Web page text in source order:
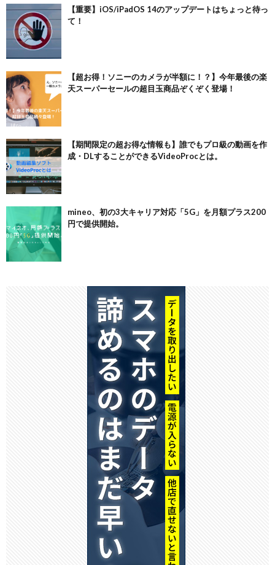
【重要】iOS/iPadOS 14のアップデートはちょっと待っ
て！
【超お得！ソニーのカメラが半額に！？】今年最後の楽
天スーパーセールの超目玉商品ぞくぞく登場！
【期間限定の超お得な情報も】誰でもプロ級の動画を作
成・DLすることができるVideoProcとは。
mineo、初の3大キャリア対応「5G」を月額プラス200
円で提供開始。